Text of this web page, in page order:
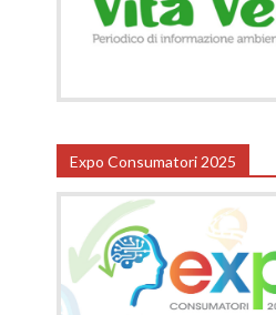
Expo Consumatori 2025